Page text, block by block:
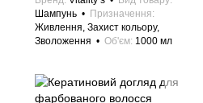
Шампунь
Призначення
Живлення, Захист кольору,
Зволоження
Об'єм 1000 мл